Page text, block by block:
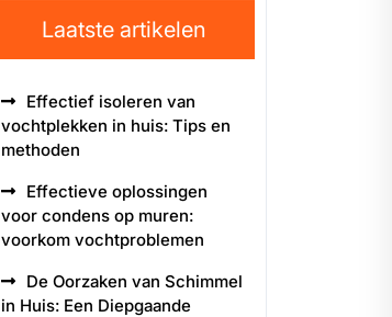
Laatste artikelen
Effectief isoleren van
vochtplekken in huis: Tips en
methoden
Effectieve oplossingen
voor condens op muren:
voorkom vochtproblemen
De Oorzaken van Schimmel
in Huis: Een Diepgaande